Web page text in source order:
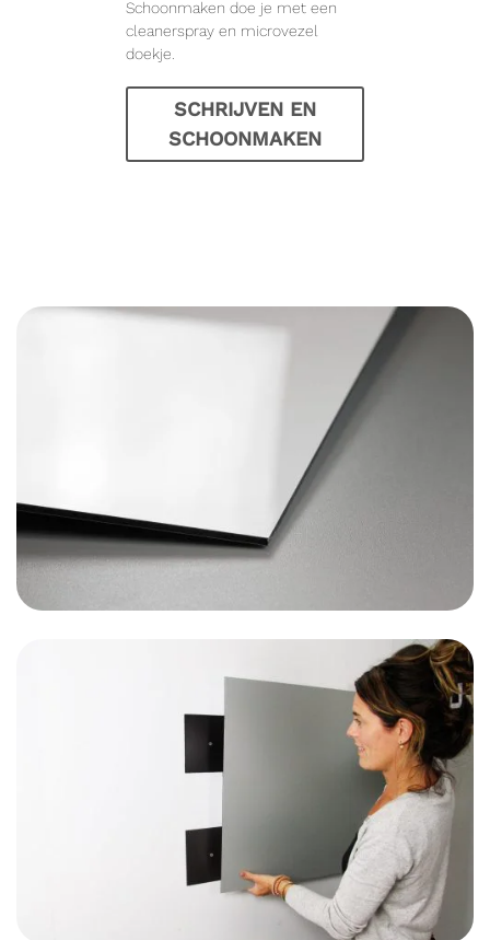
Schoonmaken doe je met een
cleanerspray en microvezel
doekje.
SCHRIJVEN EN
SCHOONMAKEN